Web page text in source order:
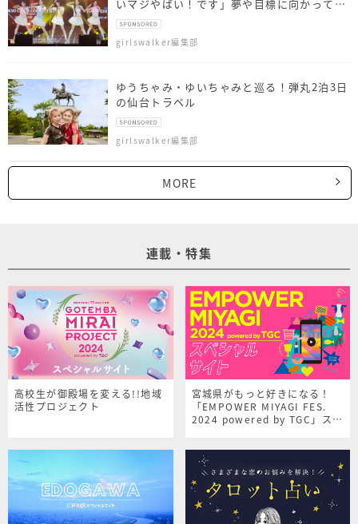
いマジやばい！です」夢や目標に向かって頑
張る人々へメッセージも
girlswalker編集部
ゆうちゃみ・ゆいちゃみと巡る！弾丸2泊3日
の仙台トラベル
girlswalker編集部
MORE
連載・特集
高校生が御殿場を変える!!地域
活性プロジェクト
宮城県がもっと好きになる！
「EMPOWER MIYAGI FES.
2024 powered by TGC」スペ